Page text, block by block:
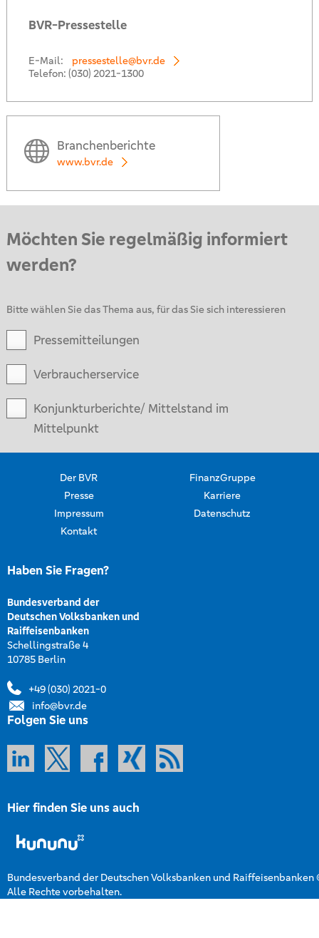
BVR-Pressestelle
E-Mail:
pressestelle@bvr.de
Telefon: (030) 2021-1300
Branchenberichte
www.bvr.de
Möchten Sie regelmäßig informiert
werden?
Bitte wählen Sie das Thema aus, für das Sie sich interessieren
Pressemitteilungen
Verbraucherservice
Konjunkturberichte/ Mittelstand im
Mittelpunkt
Der BVR
FinanzGruppe
Presse
Karriere
Impressum
Datenschutz
Kontakt
Haben Sie Fragen?
Bundesverband der
Deutschen Volksbanken und
Raiffeisenbanken
Schellingstraße 4
10785 Berlin
+49 (030) 2021-0
info@bvr.de
Folgen Sie uns
Hier finden Sie uns auch
Bundesverband der Deutschen Volksbanken und Raiffeisenbanken
Alle Rechte vorbehalten.